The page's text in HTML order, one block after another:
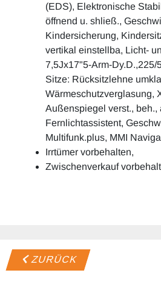
(EDS), Elektronische
öffnend u. shließ.,
Kindersicherung,
vertikal einstellba, Licht-
7,5Jx17"5-Arm-
Sitze: Rücksitzlehne
Wärmeschutzverglasung,
Außenspiegel verst.,
Fernlichtassistent,
Multifunk.plus, MMI
Irrtümer vorbehalten,
Zwischenverkauf
ZURÜCK